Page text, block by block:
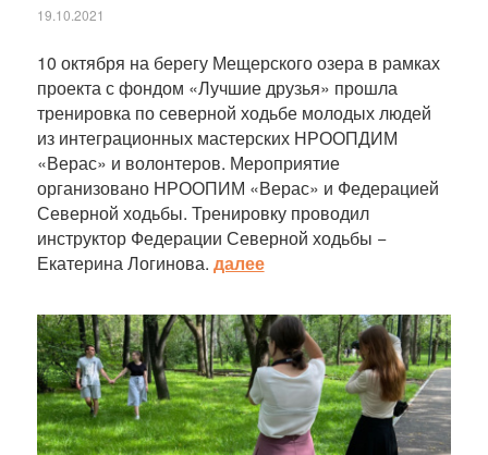
19.10.2021
10 октября на берегу Мещерского озера в рамках
проекта с фондом «Лучшие друзья» прошла
тренировка по северной ходьбе молодых людей
из интеграционных мастерских НРООПДИМ
«Верас» и волонтеров. Мероприятие
организовано НРООПИМ «Верас» и Федерацией
Северной ходьбы. Тренировку проводил
инструктор Федерации Северной ходьбы −
Екатерина Логинова. далее
Статья